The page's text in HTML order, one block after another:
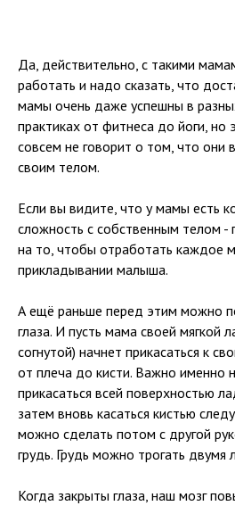
Да, действительно, с такими
работать и надо сказать, что
мамы очень даже успешны в
практиках от фитнеса до йоги, но
совсем не говорит о том, что они
своим телом.
Если вы видите, что у мамы есть
сложность с собственным телом -
на то, чтобы отработать каждое
прикладывании малыша.
А ещё раньше перед этим можно
глаза. И пусть мама своей мягкой
согнутой) начнет прикасаться к
от плеча до кисти. Важно именно
прикасаться всей поверхностью
затем вновь касаться кистью
можно сделать потом с другой
грудь. Грудь можно трогать двумя
Когда закрыты глаза, наш мозг